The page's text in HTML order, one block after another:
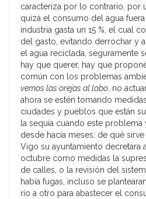
caracteriza por lo contrario, por
quizá el consumo del agua
industria gasta un 15 %, el cual
del gasto, evitando derrochar y
el agua reciclada, seguramente
hay que querer, hay que
común con los problemas
vemos las orejas al lobo , no
ahora se estén tomando
ciudades y pueblos que están
la sequía cuando este problema
desde hacía meses; de qué
Vigo su ayuntamiento decretara
octubre como medidas la
de calles, o la revisión del
había fugas, incluso se
río a otro para abastecer el